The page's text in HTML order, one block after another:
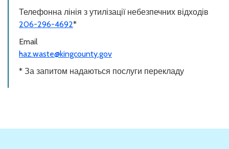
Телефонна лінія з утилізації небезпечних відходів
206-296-4692*
Email
haz.waste@kingcounty.gov
* За запитом надаються послуги перекладу